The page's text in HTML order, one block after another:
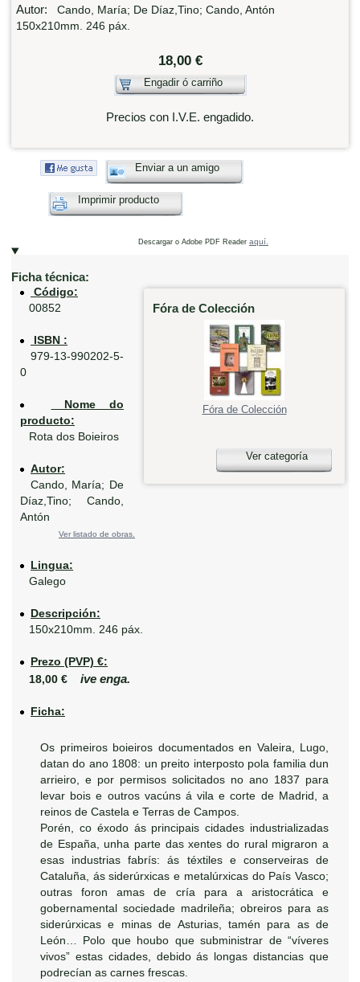
Autor: Cando, María; De Díaz,Tino; Cando, Antón
150x210mm. 246 páx.
18,00 €
Engadir ó carriño
Precios con I.V.E. engadido.
Enviar a un amigo
Imprimir producto
Descargar o Adobe PDF Reader aquí.
Ficha técnica:
Fóra de Colección
Fóra de Colección
Ver categoría
Código:
00852
ISBN :
979-13-990202-5-
0
Nome do
producto:
Rota dos Boieiros
Autor:
Cando, María; De
Díaz,Tino; Cando,
Antón
Ver listado de obras.
Lingua:
Galego
Descripción:
150x210mm. 246 páx.
Prezo (PVP) €:
18,00 € ive enga.
Ficha:
Os primeiros boieiros documentados en Valeira, Lugo,
datan do ano 1808: un preito interposto pola familia dun
arrieiro, e por permisos solicitados no ano 1837 para
levar bois e outros vacúns á vila e corte de Madrid, a
reinos de Castela e Terras de Campos.
Porén, co éxodo ás principais cidades industrializadas
de España, unha parte das xentes do rural migraron a
esas industrias fabrís: ás téxtiles e conserveiras de
Cataluña, ás siderúrxicas e metalúrxicas do País Vasco;
outras foron amas de cría para a aristocrática e
gobernamental sociedade madrileña; obreiros para as
siderúrxicas e minas de Asturias, tamén para as de
León… Polo que houbo que subministrar de “víveres
vivos” estas cidades, debido ás longas distancias que
podrecían as carnes frescas.